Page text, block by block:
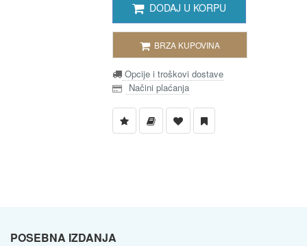
DODAJ U KORPU
BRZA KUPOVINA
Opcije i troškovi dostave
Načini plaćanja
POSEBNA IZDANJA